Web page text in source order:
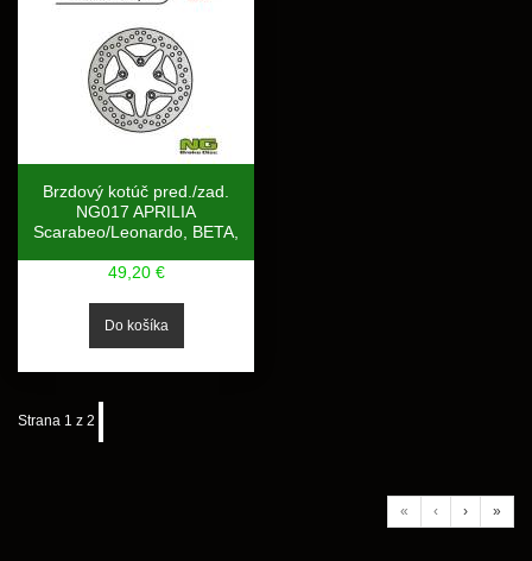
Brzdový kotúč pred./zad.
NG017 APRILIA
Scarabeo/Leonardo, BETA,
49,20 €
Strana 1 z 2
« ‹ › »